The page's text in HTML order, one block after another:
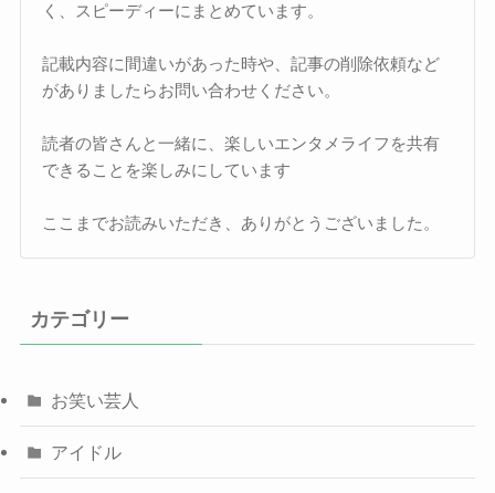
く、スピーディーにまとめています。
記載内容に間違いがあった時や、記事の削除依頼など
がありましたらお問い合わせください。
読者の皆さんと一緒に、楽しいエンタメライフを共有
できることを楽しみにしています
ここまでお読みいただき、ありがとうございました。
カテゴリー
お笑い芸人
アイドル